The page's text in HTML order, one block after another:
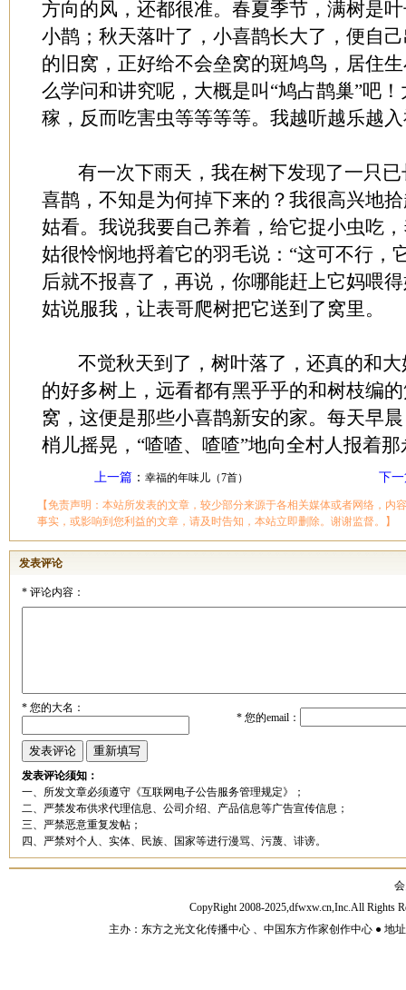
方向的风，还都很准。春夏季节，满树是
小鹊；秋天落叶了，小喜鹊长大了，便自
的旧窝，正好给不会垒窝的斑鸠鸟，居住
么学问和讲究呢，大概是叫“鸠占鹊巢”吧
稼，反而吃害虫等等等等。我越听越乐越
有一次下雨天，我在树下发现了一只已
喜鹊，不知是为何掉下来的？我很高兴地
姑看。我说我要自己养着，给它捉小虫吃
姑很怜悯地捋着它的羽毛说：“这可不行，
后就不报喜了，再说，你哪能赶上它妈喂
姑说服我，让表哥爬树把它送到了窝里。
不觉秋天到了，树叶落了，还真的和大
的好多树上，远看都有黑乎乎的和树枝编
窝，这便是那些小喜鹊新安的家。每天早
梢儿摇晃，“喳喳、喳喳”地向全村人报着
上一篇： 幸福的年味儿（7首） 下
【免责声明：本站所发表的文章，较少部分来源于各相关媒体或者网络，内
事实，或影响到您利益的文章，请及时告知，本站立即删除。谢谢监督。】
发表评论
*评论内容：
*您的大名：
*您的email：
发表评论须知：
一、所发文章必须遵守《互联网电子公告服务管理规定》；
二、严禁发布供求代理信息、公司介绍、产品信息等广告宣传信息；
三、严禁恶意重复发帖；
四、严禁对个人、实体、民族、国家等进行漫骂、污蔑、诽谤。
CopyRight 2008-2025,dfwxw.cn,Inc.All Rights
主办：东方之光文化传播中心 、中国东方作家创作中心 ● 地